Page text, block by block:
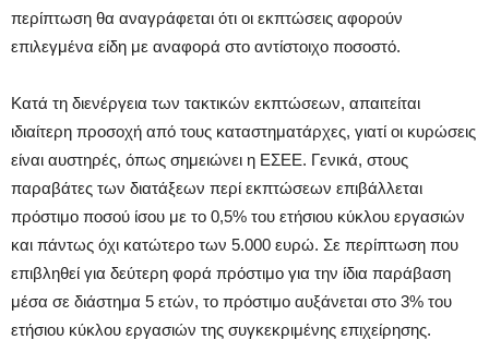
περίπτωση θα αναγράφεται ότι οι εκπτώσεις αφορούν
επιλεγμένα είδη με αναφορά στο αντίστοιχο ποσοστό.
Κατά τη διενέργεια των τακτικών εκπτώσεων, απαιτείται
ιδιαίτερη προσοχή από τους καταστηματάρχες, γιατί οι κυρώσεις
είναι αυστηρές, όπως σημειώνει η ΕΣΕΕ. Γενικά, στους
παραβάτες των διατάξεων περί εκπτώσεων επιβάλλεται
πρόστιμο ποσού ίσου με το 0,5% του ετήσιου κύκλου εργασιών
και πάντως όχι κατώτερο των 5.000 ευρώ. Σε περίπτωση που
επιβληθεί για δεύτερη φορά πρόστιμο για την ίδια παράβαση
μέσα σε διάστημα 5 ετών, το πρόστιμο αυξάνεται στο 3% του
ετήσιου κύκλου εργασιών της συγκεκριμένης επιχείρησης.